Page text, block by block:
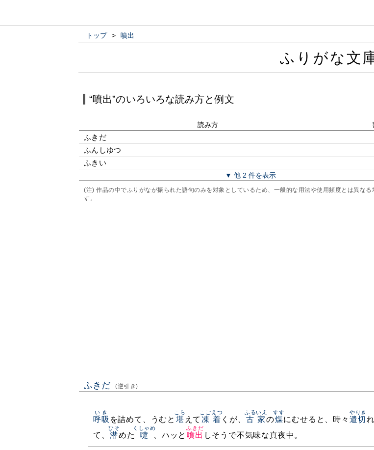
トップ > 噴出
ふりがな文
“噴出”のいろいろな読み方と例文
読み方
ふきだ
ふんしゆつ
ふきい
▼ 他 2 件を表示
(注) 作品の中でふりがなが振られた語句のみを対象としているため、一般的な用法や使用頻度とは異なる
す。
ふきだ (逆引き)
呼吸
いき
を詰めて、うむと 堪
こら
えて 凍着
こごえつ
くが、 古家
ふるいえ
の煤
すす
にむせると、時々 遣切
やりき
て、 潜
ひそ
めた 嚔
くしゃめ
、ハッと 噴出
ふきだ
しそうで不気味な真夜中。